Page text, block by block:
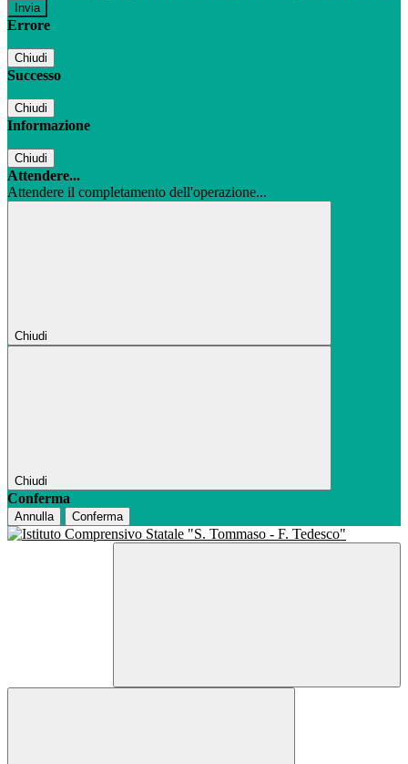
Errore
Chiudi
Successo
Chiudi
Informazione
Chiudi
Attendere...
Attendere il completamento dell'operazione...
Chiudi
Chiudi
Conferma
Annulla Conferma